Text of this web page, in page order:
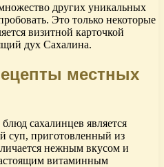
других уникальных
Это только некоторые
визитной карточкой
дух Сахалина.
местных
сахалинцев является
суп, приготовленный из
нежным вкусом и
витаминным